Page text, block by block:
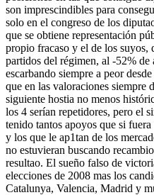
son imprescindibles para
solo en el congreso de los
que se obtiene representación
propio fracaso y el de los suyos,
partidos del régimen, al -52%
escarbando siempre a peor
que en las valoraciones siempre
siguiente hostia no menos
los 4 serían repetidores, pero el
tenido tantos apoyos que si
y los que le ap1tan de los
no estuvieran buscando
resultao. El sueño falso de
elecciones de 2008 mas los
Catalunya, Valencia, Madrid y